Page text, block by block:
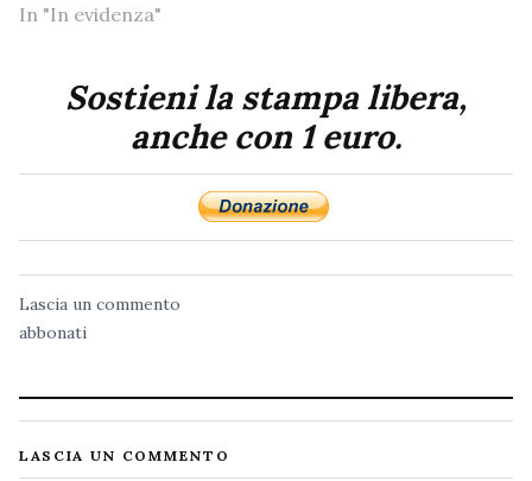
In "In evidenza"
Sostieni la stampa libera,
anche con 1 euro.
Lascia un commento
abbonati
LASCIA UN COMMENTO